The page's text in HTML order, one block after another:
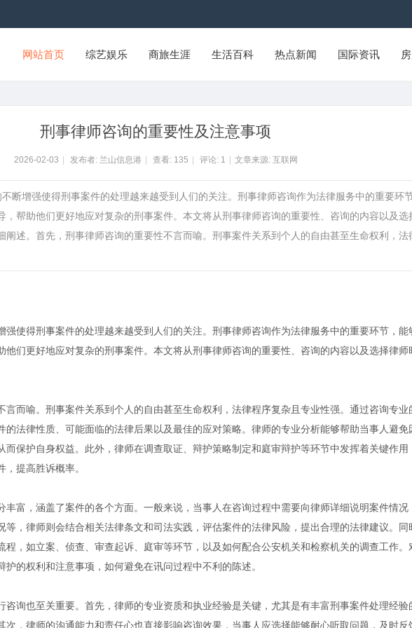
网站首页 综艺娱乐 商旅生涯 生活百科 热点新闻 国际资讯
刑事律师咨询的重要性及注意事项
2026-02-03 发布者: 兰山信息港 查看: 135 评论: 1 文章来源: 互联网
断增强使得刑事案件的处理越来越受到人们的关注。刑事律师咨询作为法律服务中的重要环
，帮助他们更好地应对复杂的刑事案件。本文将从刑事律师咨询的重要性、咨询的内容以及选
阐述。首先，刑事律师咨询的重要性不言而喻。刑事案件关系到个人的自由甚至生命权利，法
强使得刑事案件的处理越来越受到人们的关注。刑事律师咨询作为法律服务中的重要环节，能
他们更好地应对复杂的刑事案件。本文将从刑事律师咨询的重要性、咨询的内容以及选择律师
言而喻。刑事案件关系到个人的自由甚至生命权利，法律程序复杂且专业性强。通过咨询专业
的法律性质、可能面临的法律后果以及最佳的应对策略。律师的专业分析能够帮助当事人避免
而保护自身权益。此外，律师在调查取证、辩护策略制定和庭审辩护等环节中发挥着关键作用
提高胜诉概率。
丰富，涵盖了案件的各个方面。一般来说，当事人在咨询过程中需要向律师详细说明案件情况
等，律师则会结合相关法律条文和司法实践，评估案件的法律风险，提出合理的法律建议。同
程，如立案、侦查、审查起诉、庭审等环节，以及如何配合公安机关和检察机关的调查工作。
的权利和注意事项，如何避免在讯问过程中不利的陈述。
咨询也至关重要。首先，律师的专业资质和执业经验是关键，尤其是有丰富刑事案件处理经验
次，律师的沟通能力和责任心也直接影响咨询效果，当事人应选择能够耐心听取问题，及时反